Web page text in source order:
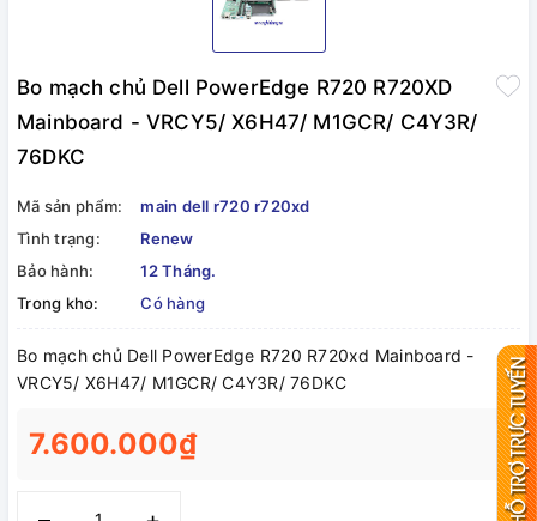
Bo mạch chủ Dell PowerEdge R720 R720XD
Mainboard - VRCY5/ X6H47/ M1GCR/ C4Y3R/
76DKC
Mã sản phẩm:
main dell r720 r720xd
Tình trạng:
Renew
Bảo hành:
12 Tháng.
Trong kho:
Có hàng
Bo mạch chủ Dell PowerEdge R720 R720xd Mainboard -
VRCY5/ X6H47/ M1GCR/ C4Y3R/ 76DKC
7.600.000₫